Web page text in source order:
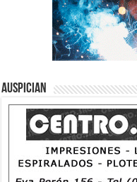
Auspician